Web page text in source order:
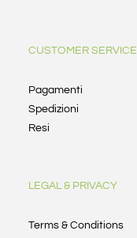
CUSTOMER SERVICE
Pagamenti
Spedizioni
Resi
LEGAL & PRIVACY
Terms & Conditions